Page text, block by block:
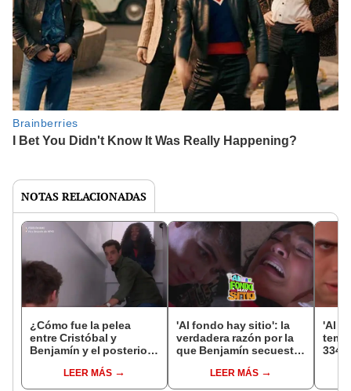
NOTAS RELACIONADAS
¿Cómo fue la pelea
entre Cristóbal y
Benjamín y el posterior
fondo hay sitio’?
LEER MÁS
'Al fondo hay sitio': la
verdadera razón por la
que Benjamín secuestró
LEER MÁS
'Al
334